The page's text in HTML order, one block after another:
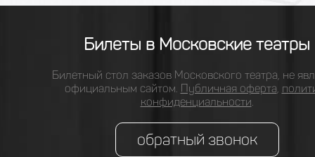
Билеты в Московские театры
Билетный стол заказов Московского театра, не
официальным сайтом. Публичная оферта
конфиденциальности
обратный звонок